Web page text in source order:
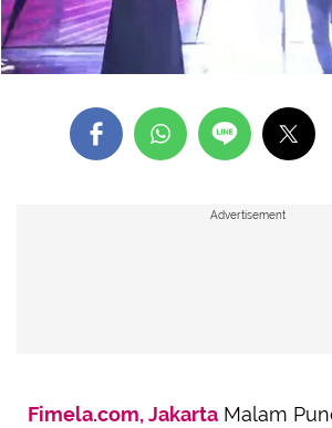
Advertisement
Fimela.com, Jakarta Malam